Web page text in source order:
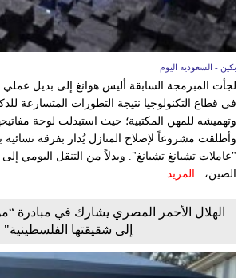
بكين - السعودية اليوم
لجأت المبرمجة السابقة أليس هوانغ إلى بديل عملي
في قطاع التكنولوجيا نتيجة التطورات المتسارعة
وتهميشه للمهن المكتبية؛ حيث استبدلت لوحة
وأطلقت مشروعاً لإصلاح المنازل يُدار بفرقة
"عاملات تشيانغ تشيانغ". وبدلاً من التنقل اليومي
الصين،... المزيد
الهلال الأحمر المصري يشارك في مبادرة
إلى شقيقتها الفلسطينية"